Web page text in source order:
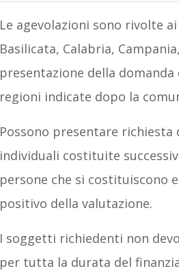
Le agevolazioni sono rivolte
Basilicata, Calabria,
presentazione della
regioni indicate dopo la
Possono presentare
individuali costituite
persone che si costituiscono
positivo della valutazione.
I soggetti richiedenti non
per tutta la durata del